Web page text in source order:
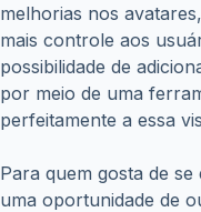
melhorias nos
mais controle aos
possibilidade de
por meio de uma
perfeitamente a essa
Para quem gosta de
uma oportunidade de